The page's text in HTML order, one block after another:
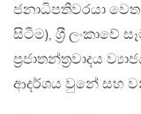
ජනාධිපතිවරයා
සිටීම), ශ‍්‍රී ලංකාවේ
ප‍්‍රජාතන්ත‍්‍රවාදය
ආදර්ශය වුනේ සහ